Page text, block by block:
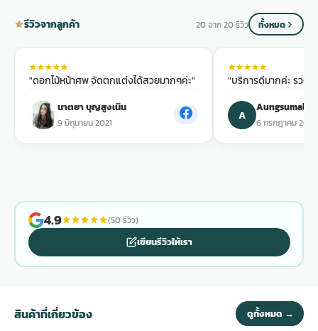
พวงดอกไม้งานศพ
tpdecorate ปูพื้น
รีวิวจากลูกค้า 20 จาก 20 รีวิว ทั้งหมด
"ดอกไม้หน้าศพ จัดตกแต่งได้สวยมากๆค่ะ"
นาตยา บุญสูงเนิน
9 มิถุนายน 2021
"บริการดีมากค่ะ รวดเ
A Aungsumalin
6 กรกฎาคม 2021
4.9 (50 รีวิว)
เขียนรีวิวให้เรา
สินค้าที่เกี่ยวข้อง ดูทั้งหมด →